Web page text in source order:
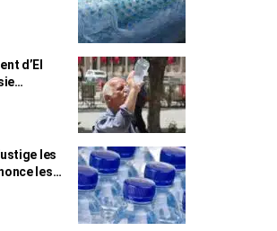
Nabeul
d’El
les
les